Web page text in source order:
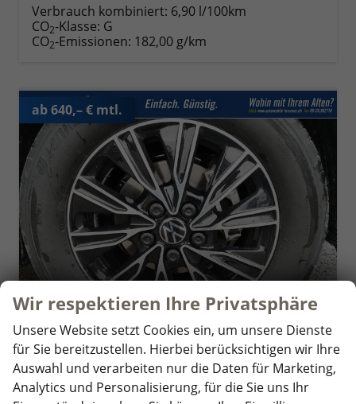
Verbrauch kombiniert: 6,90 l/100km
CO2-Klasse: G
CO2-Emissionen: 182,00 g/km
ab 640,– € mtl.
Volkswagen T7 California
Beach Tour 2.0 TDI DSG
unverbindliche Lieferzeit: 4 Wochen Fahrzeug mit Tageszulassung
Wir respektieren Ihre Privatsphäre
Unsere Website setzt Cookies ein, um unsere Dienste
für Sie bereitzustellen. Hierbei berücksichtigen wir Ihre
Auswahl und verarbeiten nur die Daten für Marketing,
Analytics und Personalisierung, für die Sie uns Ihr